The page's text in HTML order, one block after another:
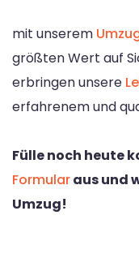
mit unserem
größten Wert auf
erbringen unsere
erfahrenem und
Fülle noch heute
Formularaus und
Umzug!